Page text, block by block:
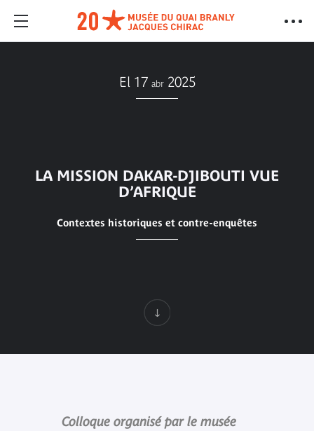
El 17 abr 2025
LA MISSION DAKAR-DJIBOUTI VUE
D’AFRIQUE
Contextes historiques et contre-enquêtes
Colloque organisé par le musée